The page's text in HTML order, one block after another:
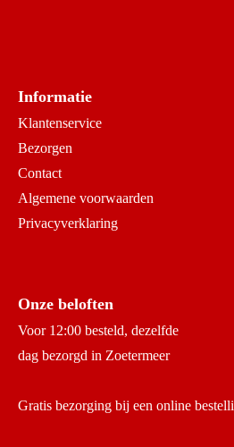
Informatie
Klantenservice
Bezorgen
Contact
Algemene voorwaarden
Privacyverklaring
Onze beloften
Voor 12:00 besteld, dezelfde
dag bezorgd in Zoetermeer
Gratis bezorging bij een online